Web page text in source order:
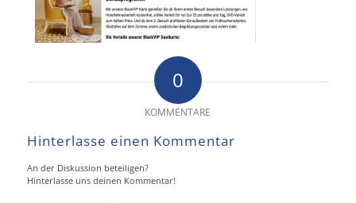
0
KOMMENTARE
Hinterlasse einen Kommentar
An der Diskussion beteiligen?
Hinterlasse uns deinen Kommentar!